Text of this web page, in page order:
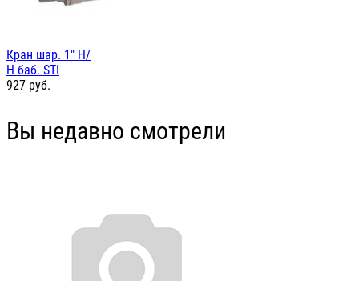
Кран шар. 1" Н/
Н баб. STI
927 руб.
Вы недавно смотрели